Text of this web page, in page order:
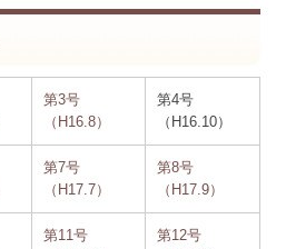
第3号
（H16.8）
第4号
（H16.10）
第7号
（H17.7）
第8号
（H17.9）
第11号
第12号